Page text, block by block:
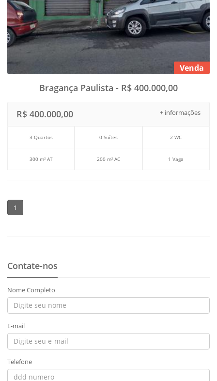
Venda
Bragança Paulista - R$ 400.000,00
+ informações
R$ 400.000,00
3 Quartos 0 Suítes 2 WC
300 m² AT 200 m² AC 1 Vaga
1
Contate-nos
Nome Completo
E-mail
Telefone